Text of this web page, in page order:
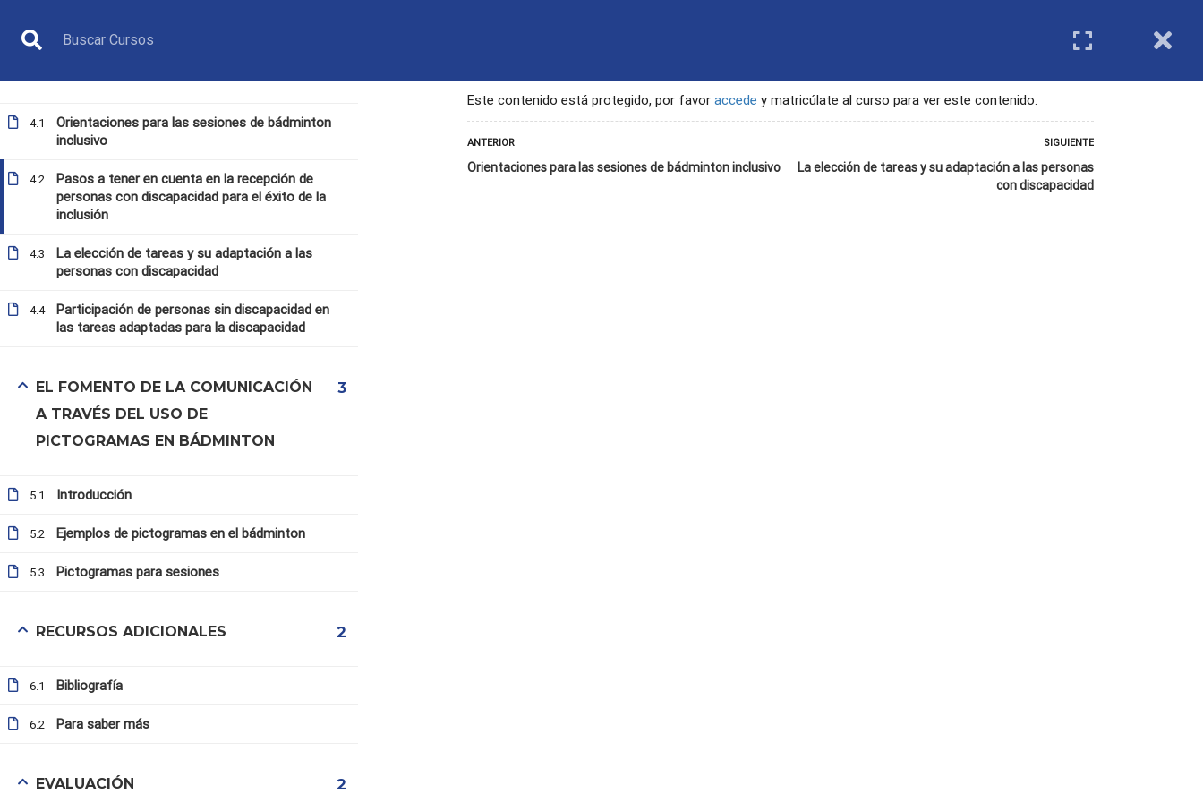
MONITOR
Inicio Todos los cursos Monitor
Inicio
Este contenido está protegido, por favor accede y matricúlate al curso para ver este contenido.
ANTERIOR
Orientaciones para las sesiones de bádminton inclusivo
SIGUIENTE
La elección de tareas y su adaptación a las personas
con discapacidad
ORIENTACIONES PARA LAS SESIONES
4.1
Orientaciones para las sesiones de bádminton
inclusivo
4.2
Pasos a tener en cuenta en la recepción de
personas con discapacidad para el éxito de la
inclusión
4.3
La elección de tareas y su adaptación a las
personas con discapacidad
4.4
Participación de personas sin discapacidad en
las tareas adaptadas para la discapacidad
EL FOMENTO DE LA COMUNICACIÓN
A TRAVÉS DEL USO DE
PICTOGRAMAS EN BÁDMINTON
3
5.1 Introducción
5.2 Ejemplos de pictogramas en el bádminton
5.3 Pictogramas para sesiones
RECURSOS ADICIONALES 2
6.1 Bibliografía
6.2 Para saber más
EVALUACIÓN 2